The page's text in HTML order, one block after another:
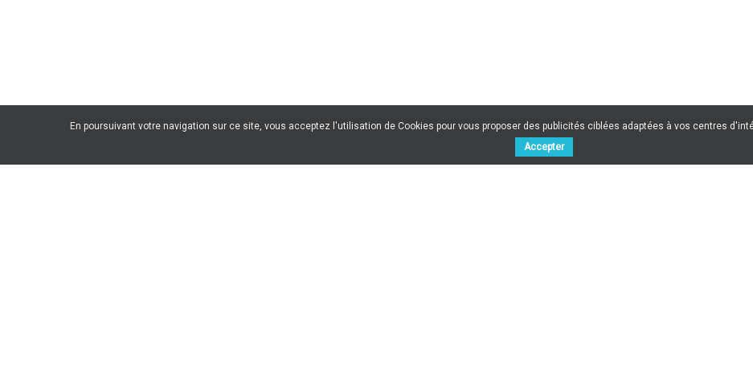
En poursuivant votre navigation sur ce site, vous acceptez l'utilisation de Cookies pour vous proposer des publicités ciblées adaptées à vos centres
Accepter